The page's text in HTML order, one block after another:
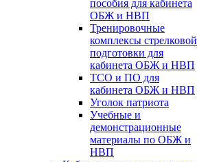
пособия для кабинета
ОБЖ и НВП
Тренировочные
комплексы стрелковой
подготовки для
кабинета ОБЖ и НВП
ТСО и ПО для
кабинета ОБЖ и НВП
Уголок патриота
Учебные и
демонстрационные
материалы по ОБЖ и
НВП